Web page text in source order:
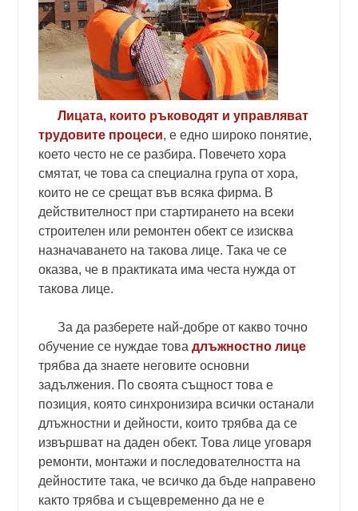
Лицата, които ръководят и управляват
трудовите процеси, е едно широко понятие,
което често не се разбира. Повечето хора
смятат, че това са специална група от хора,
които не се срещат във всяка фирма. В
действителност при стартирането на всеки
строителен или ремонтен обект се изисква
назначаването на такова лице. Така че се
оказва, че в практиката има честа нужда от
такова лице.
За да разберете най-добре от какво точно
обучение се нуждае товадлъжностно лице
трябва да знаете неговите основни
задължения. По своята същност това е
позиция, която синхронизира всички останали
длъжностни и дейности, които трябва да се
извършват на даден обект. Това лице уговаря
ремонти, монтажи и последователността на
дейностите така, че всичко да бъде направено
както трябва и същевременно да не е